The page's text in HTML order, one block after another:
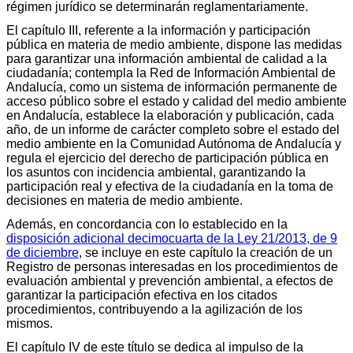
régimen jurídico se determinarán reglamentariamente.
El capítulo III, referente a la información y participación
pública en materia de medio ambiente, dispone las medidas
para garantizar una información ambiental de calidad a la
ciudadanía; contempla la Red de Información Ambiental de
Andalucía, como un sistema de información permanente de
acceso público sobre el estado y calidad del medio ambiente
en Andalucía, establece la elaboración y publicación, cada
año, de un informe de carácter completo sobre el estado del
medio ambiente en la Comunidad Autónoma de Andalucía y
regula el ejercicio del derecho de participación pública en
los asuntos con incidencia ambiental, garantizando la
participación real y efectiva de la ciudadanía en la toma de
decisiones en materia de medio ambiente.
Además, en concordancia con lo establecido en la
disposición adicional decimocuarta de la Ley 21/2013, de 9
de diciembre, se incluye en este capítulo la creación de un
Registro de personas interesadas en los procedimientos de
evaluación ambiental y prevención ambiental, a efectos de
garantizar la participación efectiva en los citados
procedimientos, contribuyendo a la agilización de los
mismos.
El capítulo IV de este título se dedica al impulso de la